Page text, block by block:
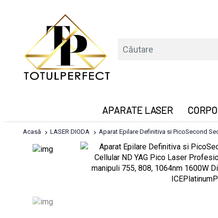
APARATE LASER
Acasă LASER DIODA Aparat Epilare Definitiva si PicoSecond